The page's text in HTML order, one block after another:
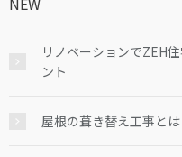
リノベーションでZEH
ント
屋根の葺き替え工事と